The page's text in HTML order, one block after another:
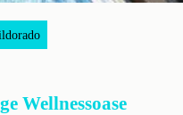
Wellnessoase